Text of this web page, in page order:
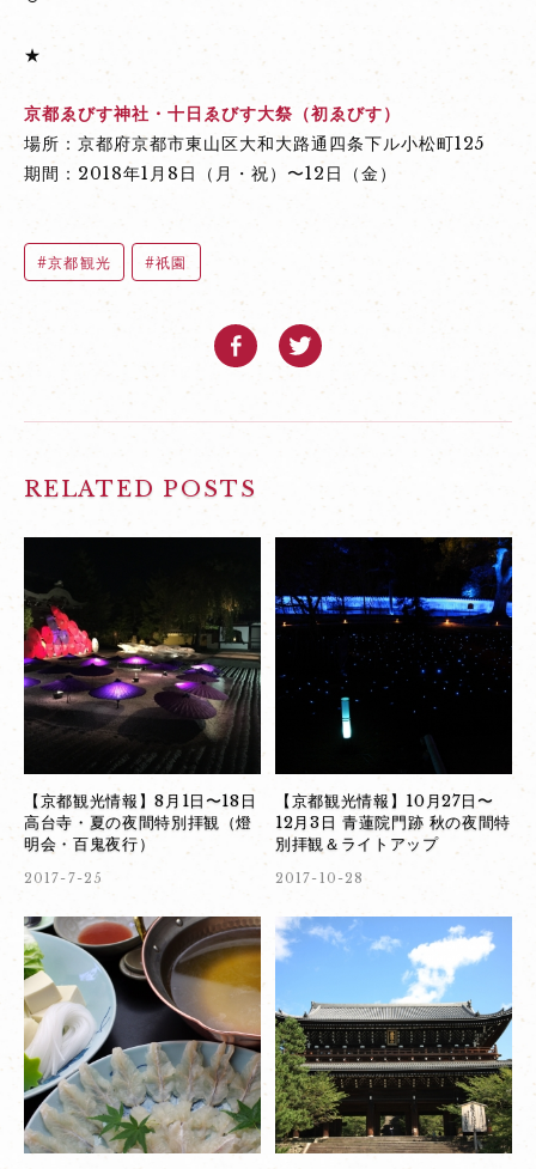
★
京都ゑびす神社・十日ゑびす大祭（初ゑびす）
場所：京都府京都市東山区大和大路通四条下ル小松町125
期間：2018年1月8日（月・祝）〜12日（金）
京都観光 祇園
RELATED POSTS
【京都観光情報】8月1日〜18日
高台寺・夏の夜間特別拝観（燈
明会・百鬼夜行）
2017-7-25
【京都観光情報】10月27日〜
12月3日 青蓮院門跡 秋の夜間特
別拝観＆ライトアップ
2017-10-28